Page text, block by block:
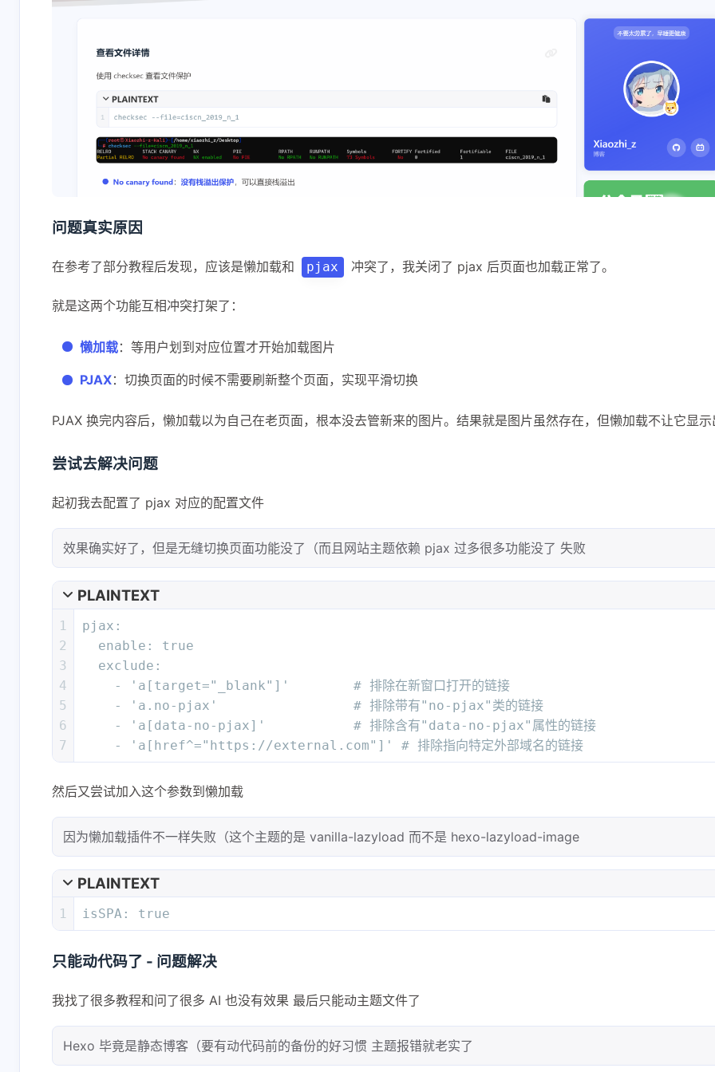
年度总结1 抓包1 探针1
运维
五月 2026
一月 2026
4篇
问题真实原因
在参考了部分教程后发现，应该是懒加载和 pjax 冲突了，我关闭了 pjax 后页面也加载正常了。
就是这两个功能互相冲突打架了：
懒加载：等用户划到对应位置才开始加载图片
PJAX：切换页面的时候不需要刷新整个页面，实现平滑切换
PJAX 换完内容后，懒加载以为自己在老页面，根本没去管新来的图片。结果就是图片虽然存在，但懒加载不让它显
尝试去解决问题
起初我去配置了 pjax 对应的配置文件
效果确实好了，但是无缝切换页面功能没了（而且网站主题依赖 pjax 过多很多功能没了 失败
PLAINTEXT
1
2
3
4
5
6
7
pjax:
  enable: true
  exclude:
    - 'a[target="_blank"]'        # 排除在新窗口打开的链接
    - 'a.no-pjax'                 # 排除带有"no-pjax"类的链接
    - 'a[data-no-pjax]'           # 排除含有"data-no-pjax"属性的链接
    - 'a[href^="https://external.com"]' # 排除指向特定外部域名的链接
然后又尝试加入这个参数到懒加载
因为懒加载插件不一样失败（这个主题的是 vanilla-lazyload 而不是 hexo-lazyload-image
PLAINTEXT
1 isSPA: true
只能动代码了 - 问题解决
我找了很多教程和问了很多 AI 也没有效果 最后只能动主题文件了
Hexo 毕竟是静态博客（要有动代码前的备份的好习惯 主题报错就老实了